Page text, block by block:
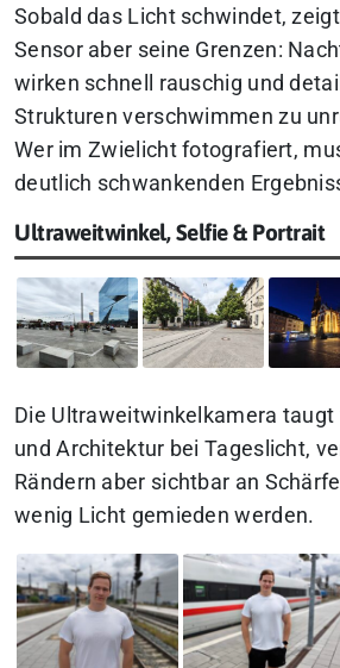
Sobald das Licht schwindet,
Sensor aber seine Grenzen:
wirken schnell rauschig und
Strukturen verschwimmen zu
Wer im Zwielicht fotografiert,
deutlich schwankenden
Ultraweitwinkel, Selfie & Portrait
Die Ultraweitwinkelkamera
und Architektur bei Tageslicht,
Rändern aber sichtbar an
wenig Licht gemieden werden.